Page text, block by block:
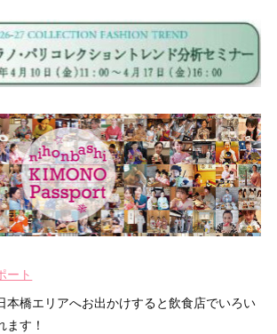
ート
本橋エリアへお出かけすると飲食店でいろい
す！